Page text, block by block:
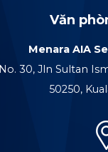
Văn
Menara AIA
No. 30, Jln Sultan
50250,